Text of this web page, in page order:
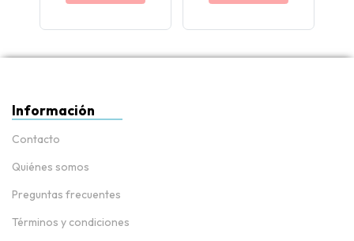
Información
Contacto
Quiénes somos
Preguntas frecuentes
Términos y condiciones